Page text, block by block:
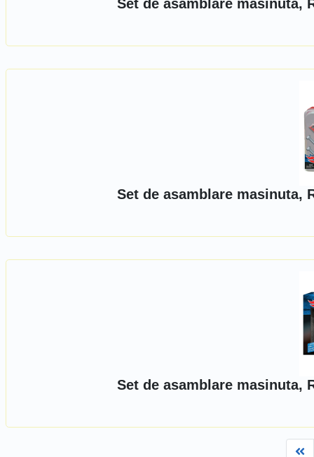
Set de asamblare masinuta,
Set de asamblare masinuta,
Set de asamblare masinuta,